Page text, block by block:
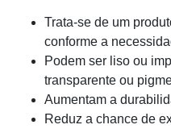
Trata-se de um
conforme a
Podem ser liso ou
transparente ou
Aumentam a
Reduz a chance de